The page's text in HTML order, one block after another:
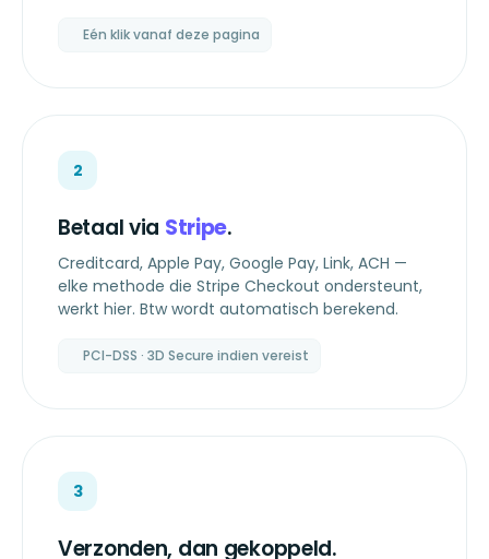
Eén klik vanaf deze pagina
2
Betaal via Stripe.
Creditcard, Apple Pay, Google Pay, Link, ACH —
elke methode die Stripe Checkout ondersteunt,
werkt hier. Btw wordt automatisch berekend.
PCI-DSS · 3D Secure indien vereist
3
Verzonden, dan gekoppeld.